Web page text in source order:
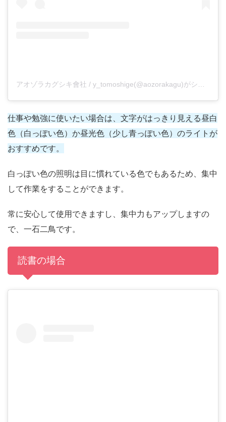
仕事や勉強に使いたい場合は、文字がはっきり見える昼白
色（白っぽい色）か昼光色（少し青っぽい色）のライトが
おすすめです。
白っぽい色の照明は目に慣れている色でもあるため、集中
して作業をすることができます。
常に安心して使用できますし、集中力もアップしますの
で、一石二鳥です。
読書の場合